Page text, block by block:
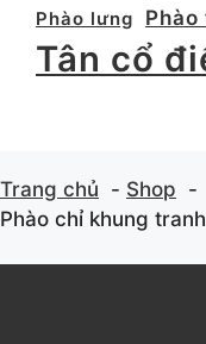
Phào lưng
Phào
Tân cổ
Trang chủ
Shop
Phào chỉ khung